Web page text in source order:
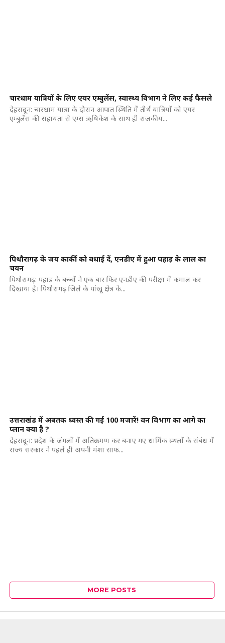
चारधाम यात्रियों के लिए एयर एम्बुलेंस, स्वास्थ्य विभाग ने लिए कई फैसले
देहरादून: चारधाम यात्रा के दौरान आपात स्थिति में तीर्थ यात्रियों को एयर
एम्बुलेंस की सहायता से एम्स ऋषिकेश के साथ ही राजकीय...
पिथौरागढ़ के जय कार्की को बधाई दें, एनडीए में हुआ पहाड़ के लाल का
चयन
पिथौरागढ़: पहाड़ के बच्चों ने एक बार फिर एनडीए की परीक्षा में कमाल कर
दिखाया है। पिथौरागढ़ जिले के पांखू क्षेत्र के...
उत्तराखंड में अबतक ध्वस्त की गईं 100 मजारें! वन विभाग का आगे का
प्लान क्या है ?
देहरादून: प्रदेश के जंगलों में अतिक्रमण कर बनाए गए धार्मिक स्थलों के संबंध में
राज्य सरकार ने पहले ही अपनी मंशा साफ...
MORE POSTS